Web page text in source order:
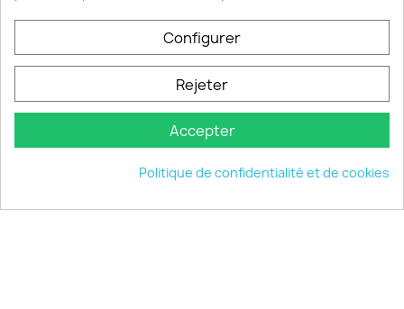
INFORMATIONS 
VOTRE COMPTE 
INFORMATIONS keyboard_arrow_down
© 2026 - choisistacoque.com
Configurer
Rejeter
Accepter
Politique de confidentialité et de cookies